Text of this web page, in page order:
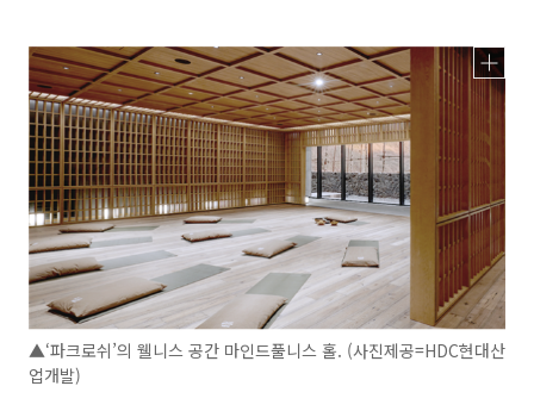
▲‘파크로쉬’의 웰니스 공간 마인드풀니스 홀. (사진제공=HDC현대산
업개발)